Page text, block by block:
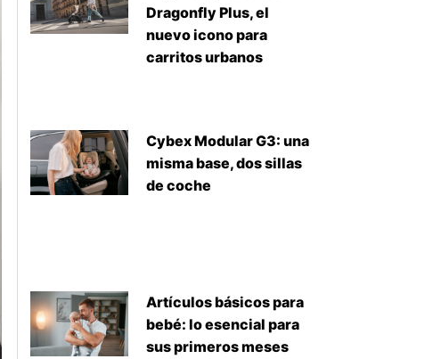
Dragonfly Plus, el
nuevo icono para
carritos urbanos
Cybex Modular G3: una
misma base, dos sillas
de coche
Artículos básicos para
bebé: lo esencial para
sus primeros meses